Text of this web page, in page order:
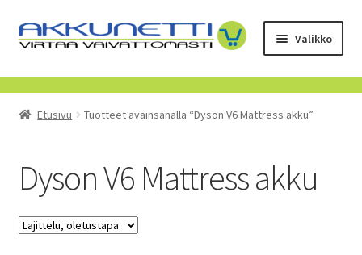
Siirry
navigointiin
Siirry
sisältöön
Valikko
Kauppa
Tietoa meistä
Etusivu Tuotteet avainsanalla “Dyson V6 Mattress akku”
Dyson V6 Mattress akku